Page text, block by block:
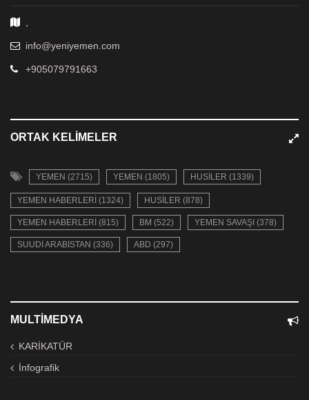
,
info@yeniyemen.com
+905079791663
ORTAK KELIMELER
YEMEN (2715) YEMEN (1805) HUSILER (1339)
YEMEN HABERLERI (1324) HUSILER (878)
YEMEN HABERLERI (815) BM (522) YEMEN SAVAŞI (378)
SUUDI ARABISTAN (336) ABD (297)
MULTIMEDYA
KARİKATÜR
İnfografik